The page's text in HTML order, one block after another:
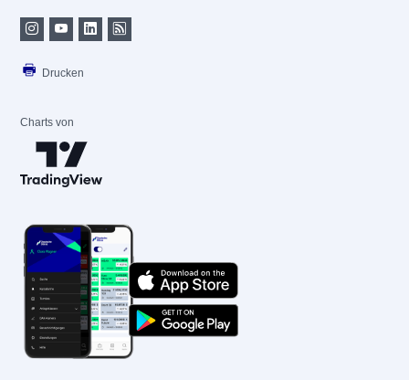
Drucken
Charts von